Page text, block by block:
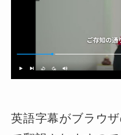
英語字幕がブラウ